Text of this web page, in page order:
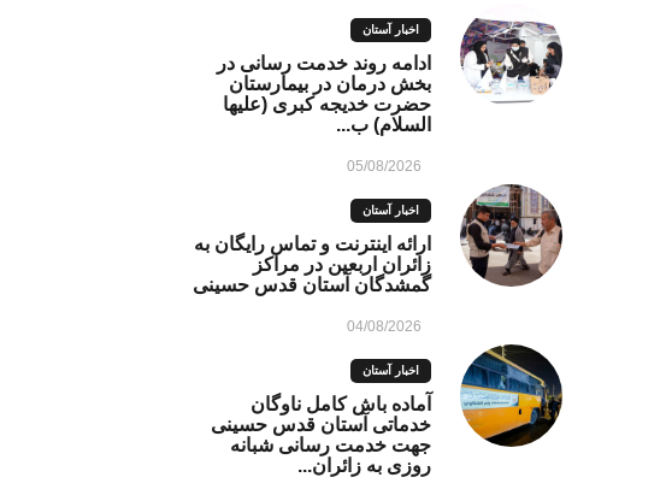
اخبار آستان
ادامه روند خدمت رسانی در
بخش درمان در بیمارستان
حضرت خدیجه کبری (علیها
السلام) ب...
05/08/2026
اخبار آستان
ارائه اینترنت و تماس رایگان به
زائران اربعین در مراکز
گمشدگان آستان قدس حسینی
04/08/2026
اخبار آستان
آماده باش کامل ناوگان
خدماتی آستان قدس حسینی
جهت خدمت رسانی شبانه
روزی به زائران...